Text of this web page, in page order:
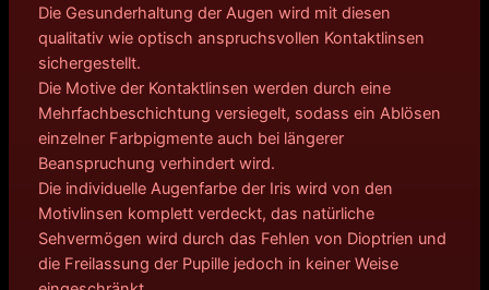
Die Gesunderhaltung der Augen wird mit diesen
qualitativ wie optisch anspruchsvollen Kontaktlinsen
sichergestellt.
Die Motive der Kontaktlinsen werden durch eine
Mehrfachbeschichtung versiegelt, sodass ein Ablösen
einzelner Farbpigmente auch bei längerer
Beanspruchung verhindert wird.
Die individuelle Augenfarbe der Iris wird von den
Motivlinsen komplett verdeckt, das natürliche
Sehvermögen wird durch das Fehlen von Dioptrien und
die Freilassung der Pupille jedoch in keiner Weise